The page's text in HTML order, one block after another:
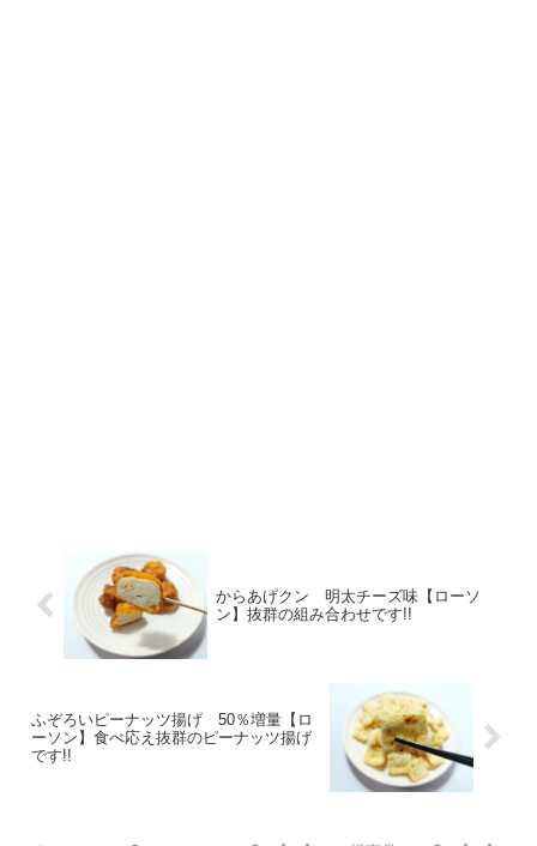
からあげクン 明太チーズ味【ローソ
ン】抜群の組み合わせです!!
ふぞろいピーナッツ揚げ 50％増量【ロ
ーソン】食べ応え抜群のピーナッツ揚げ
です!!